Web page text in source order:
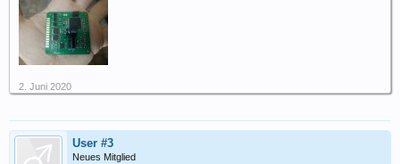
2. Juni 2020
User #3
Neues Mitglied